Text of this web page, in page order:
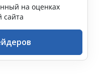
на оценках
сайта